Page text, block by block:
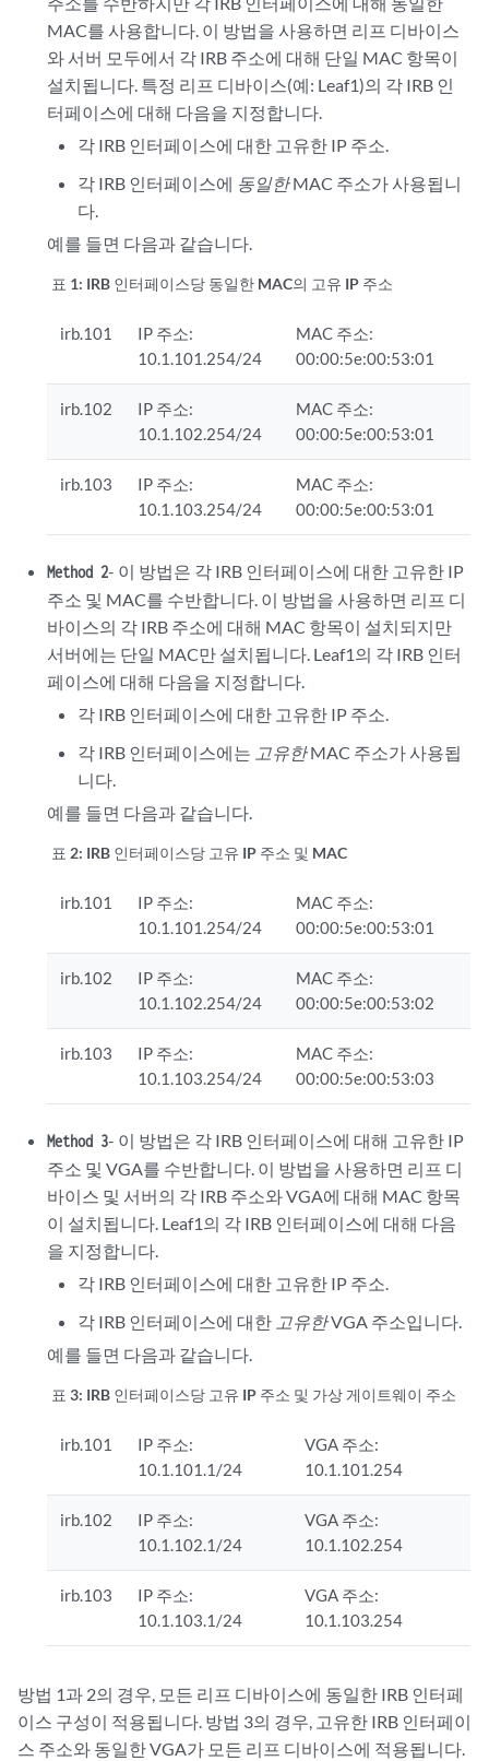
MAC를 사용합니다. 이 방법을 사용하면 리프 디바이스
와 서버 모두에서 각 IRB 주소에 대해 단일 MAC 항목이
설치됩니다. 특정 리프 디바이스(예: Leaf1)의 각 IRB 인
터페이스에 대해 다음을 지정합니다.
각 IRB 인터페이스에 대한 고유한 IP 주소.
각 IRB 인터페이스에 동일한MAC 주소가 사용됩니
다.
예를 들면 다음과 같습니다.
표 1: IRB 인터페이스당 동일한 MAC의 고유 IP 주소
irb.101
IP 주소:
10.1.101.254/24
MAC 주소:
00:00:5e:00:53:01
irb.102
IP 주소:
10.1.102.254/24
MAC 주소:
00:00:5e:00:53:01
irb.103
IP 주소:
10.1.103.254/24
MAC 주소:
00:00:5e:00:53:01
Method 2- 이 방법은 각 IRB 인터페이스에 대한 고유한 IP
주소 및 MAC를 수반합니다. 이 방법을 사용하면 리프 디
바이스의 각 IRB 주소에 대해 MAC 항목이 설치되지만
서버에는 단일 MAC만 설치됩니다. Leaf1의 각 IRB 인터
페이스에 대해 다음을 지정합니다.
각 IRB 인터페이스에 대한 고유한 IP 주소.
각 IRB 인터페이스에는 고유한MAC 주소가 사용됩
니다.
예를 들면 다음과 같습니다.
표 2: IRB 인터페이스당 고유 IP 주소 및 MAC
irb.101
IP 주소:
10.1.101.254/24
MAC 주소:
00:00:5e:00:53:01
irb.102
IP 주소:
10.1.102.254/24
MAC 주소:
00:00:5e:00:53:02
irb.103
IP 주소:
10.1.103.254/24
MAC 주소:
00:00:5e:00:53:03
Method 3- 이 방법은 각 IRB 인터페이스에 대해 고유한 IP
주소 및 VGA를 수반합니다. 이 방법을 사용하면 리프 디
바이스 및 서버의 각 IRB 주소와 VGA에 대해 MAC 항목
이 설치됩니다. Leaf1의 각 IRB 인터페이스에 대해 다음
을 지정합니다.
각 IRB 인터페이스에 대한 고유한 IP 주소.
각 IRB 인터페이스에 대한 고유한VGA 주소입니다.
예를 들면 다음과 같습니다.
표 3: IRB 인터페이스당 고유 IP 주소 및 가상 게이트웨이 주소
irb.101
IP 주소:
10.1.101.1/24
VGA 주소:
10.1.101.254
irb.102
IP 주소:
10.1.102.1/24
VGA 주소:
10.1.102.254
irb.103
IP 주소:
10.1.103.1/24
VGA 주소:
10.1.103.254
방법 1과 2의 경우, 모든 리프 디바이스에 동일한 IRB 인터페
이스 구성이 적용됩니다. 방법 3의 경우, 고유한 IRB 인터페이
스 주소와 동일한 VGA가 모든 리프 디바이스에 적용됩니다.